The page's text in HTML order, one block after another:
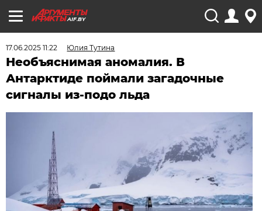
AIF.BY
17.06.2025 11:22 Юлия Тутина
Необъяснимая аномалия. В
Антарктиде поймали загадочные
сигналы из-подо льда